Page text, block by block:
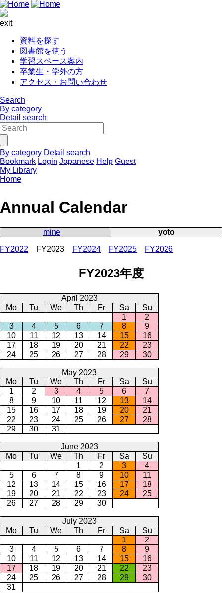
exit
資料を探す
図書館を使う
学習スペース案内
卒業生・学外の方
アクセス・お問い合わせ
Search
By category
Detail search
By category Detail search
Bookmark Login Japanese Help Guest
My Library
Home
Annual Calendar
mine
yoto
FY2022
FY2023 FY2024 FY2025 FY2026
FY2023年度
April 2023
Mo
Tu We Th Fr Sa
Su
1
2
3
4 5 6 7 8
9
10
11 12 13 14 15
16
17
18 19 20 21 22
23
24
25 26 27 28 29 30
May 2023
Mo
Tu We Th Fr Sa
Su
1
2 3 4 5 6
7
8
9 10 11 12 13
14
15
16 17 18 19 20
21
22
23 24 25 26 27
28
29
30 31
June 2023
Mo
Tu We Th Fr Sa
Su
1
2 3
4
5
6 7 8 9 10
11
12
13 14 15 16 17
18
19
20 21 22 23 24
25
26
27 28 29 30
July 2023
Mo
Tu We Th Fr Sa
Su
1
2
3
4 5 6 7 8
9
10
11 12 13 14 15
16
17
18 19 20 21 22
23
24
25 26 27 28 29
30
31